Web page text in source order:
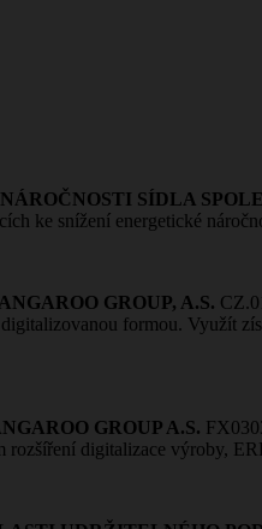
SÍDLA
ke snížení energetické
GROUP, A.S.
formou. Využít
GROUP A.S.
digitalizace výroby,